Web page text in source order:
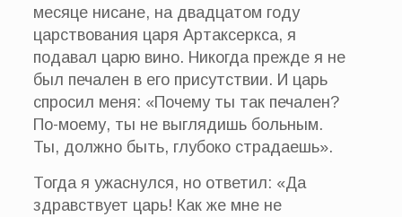
месяце нисане, на двадцатом году
царствования царя Артаксеркса, я
подавал царю вино. Никогда прежде я не
был печален в его присутствии. И царь
спросил меня: «Почему ты так печален?
По-моему, ты не выглядишь больным.
Ты, должно быть, глубоко страдаешь».
Тогда я ужаснулся, но ответил: «Да
здравствует царь! Как же мне не